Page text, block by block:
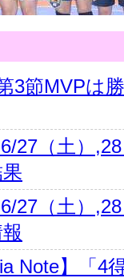
3節MVPは
27（土）
27（土）
Note】「4